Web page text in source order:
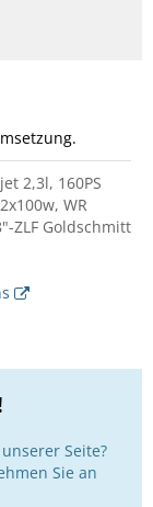
2,3l, 160PS
WR
ZLF Goldschmitt
Seite?
Sie an